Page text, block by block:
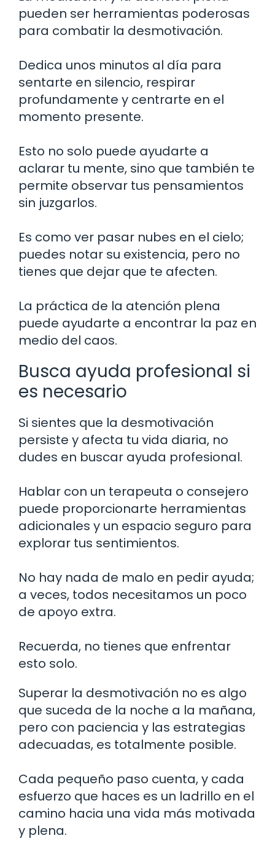
pueden ser herramientas poderosas
para combatir la desmotivación.
Dedica unos minutos al día para
sentarte en silencio, respirar
profundamente y centrarte en el
momento presente.
Esto no solo puede ayudarte a
aclarar tu mente, sino que también te
permite observar tus pensamientos
sin juzgarlos.
Es como ver pasar nubes en el cielo;
puedes notar su existencia, pero no
tienes que dejar que te afecten.
La práctica de la atención plena
puede ayudarte a encontrar la paz en
medio del caos.
Busca ayuda profesional si
es necesario
Si sientes que la desmotivación
persiste y afecta tu vida diaria, no
dudes en buscar ayuda profesional.
Hablar con un terapeuta o consejero
puede proporcionarte herramientas
adicionales y un espacio seguro para
explorar tus sentimientos.
No hay nada de malo en pedir ayuda;
a veces, todos necesitamos un poco
de apoyo extra.
Recuerda, no tienes que enfrentar
esto solo.
Superar la desmotivación no es algo
que suceda de la noche a la mañana,
pero con paciencia y las estrategias
adecuadas, es totalmente posible.
Cada pequeño paso cuenta, y cada
esfuerzo que haces es un ladrillo en el
camino hacia una vida más motivada
y plena.